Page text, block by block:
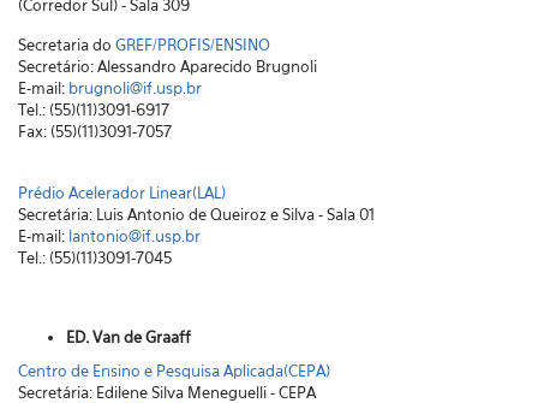
(Corredor Sul) - Sala 309
Secretaria do GREF/PROFIS/ENSINO
Secretário: Alessandro Aparecido Brugnoli
E-mail: brugnoli@if.usp.br
Tel.: (55)(11)3091-6917
Fax: (55)(11)3091-7057
Prédio Acelerador Linear(LAL)
Secretária: Luis Antonio de Queiroz e Silva - Sala 01
E-mail: lantonio@if.usp.br
Tel.: (55)(11)3091-7045
ED. Van de Graaff
Centro de Ensino e Pesquisa Aplicada(CEPA)
Secretária: Edilene Silva Meneguelli - CEPA